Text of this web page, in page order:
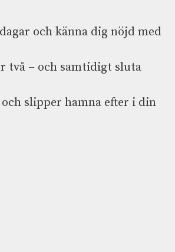
och känna dig nöjd med
två – och samtidigt sluta
slipper hamna efter i din